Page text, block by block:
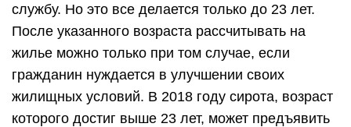
службу. Но это все делается только до 23 лет.
После указанного возраста рассчитывать на
жилье можно только при том случае, если
гражданин нуждается в улучшении своих
жилищных условий. В 2018 году сирота, возраст
которого достиг выше 23 лет, может предъявить